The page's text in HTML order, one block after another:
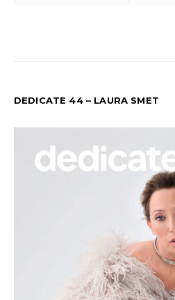
DEDICATE 44 – LAURA SMET